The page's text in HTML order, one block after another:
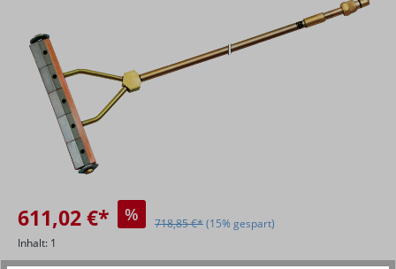
611,02 €* % 718,85 €*(15% gespart)
Inhalt: 1